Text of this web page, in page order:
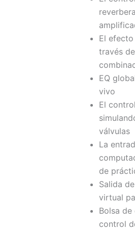
El
través
EQ
vivo
El
válvulas
La
de
Salida
virtual
Bolsa
control